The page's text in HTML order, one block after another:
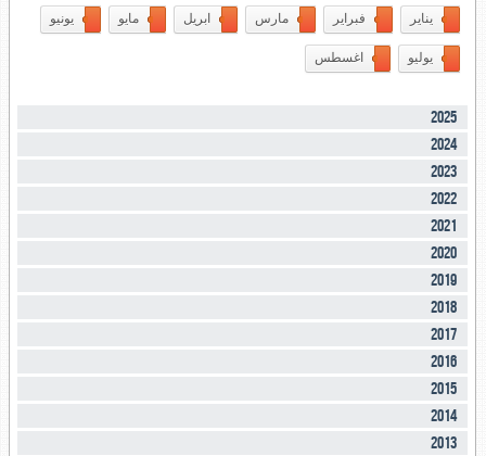
يناير فبراير مارس ابريل مايو يونيو
يوليو اغسطس
2025
2024
2023
2022
2021
2020
2019
2018
2017
2016
2015
2014
2013